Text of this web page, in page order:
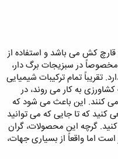
کش می باشد و استفاده از
در سبزیجات برگ دار،
تقریباً تمام ترکیبات شیمیایی
به کار می روند، در
می کنند. این باعث می شود که
کنید که تا جایی که می توانید
گرچه این محصولات، گران
اما واقعاً از بسیاری جهات،